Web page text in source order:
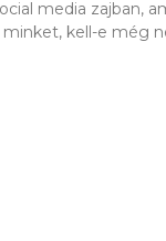
media zajban,
minket, kell-e még